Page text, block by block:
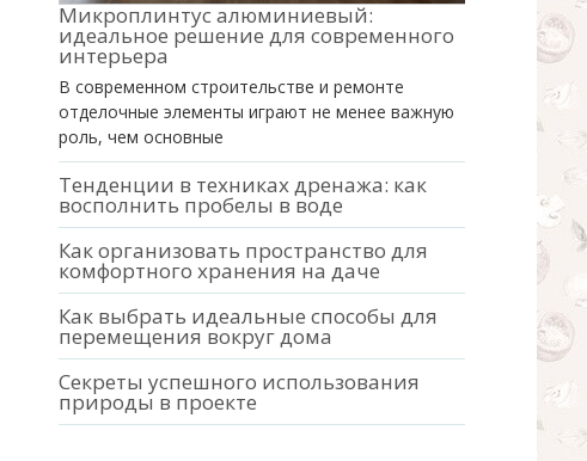
Микроплинтус алюминиевый:
идеальное решение для современного
интерьера
В современном строительстве и ремонте
отделочные элементы играют не менее важную
роль, чем основные
Тенденции в техниках дренажа: как
восполнить пробелы в воде
Как организовать пространство для
комфортного хранения на даче
Как выбрать идеальные способы для
перемещения вокруг дома
Секреты успешного использования
природы в проекте